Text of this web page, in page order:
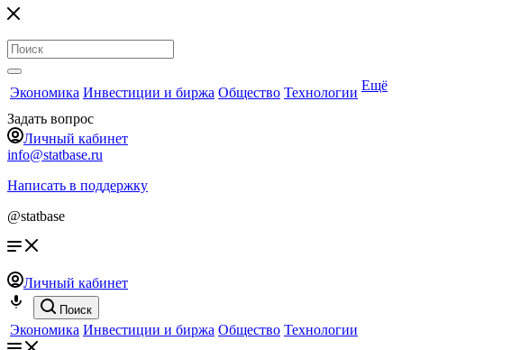
Экономика Инвестиции и биржа Общество Технологии Ещё
Задать вопрос
Личный кабинет
info@statbase.ru
Написать в поддержку
@statbase
Личный кабинет
Поиск
Экономика Инвестиции и биржа Общество Технологии